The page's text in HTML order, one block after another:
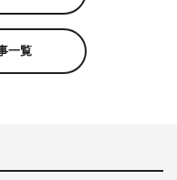
／THE
る新曲のアートワーク
め、衣装、撮影と多岐
ィーナーエイチキュー
一覧